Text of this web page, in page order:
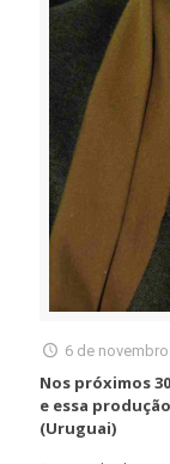
6 de
Nos próximos
e essa
(Uruguai)